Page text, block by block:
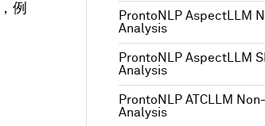
例
ProntoNLP AspectLLM
Analysis
ProntoNLP AspectLLM
Analysis
ProntoNLP ATCLLM
Analysis